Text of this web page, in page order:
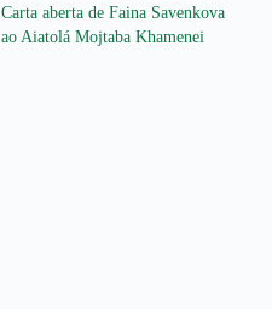
Carta aberta de Faina Savenkova
ao Aiatolá Mojtaba Khamenei